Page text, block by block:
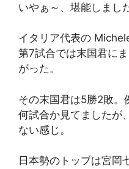
いやぁ～、堪能しまし
イタリア代表の
第7試合では末国君に
がった。
その末国君は5勝2敗。
何試合か見てましたが
ない感じ。
日本勢のトップは宮岡